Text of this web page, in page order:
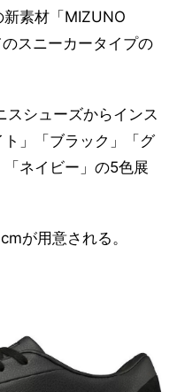
素材「MIZUNO
スニーカータイプの
スシューズからインス
」「ブラック」「グ
ネイビー」の5色展
が用意される。